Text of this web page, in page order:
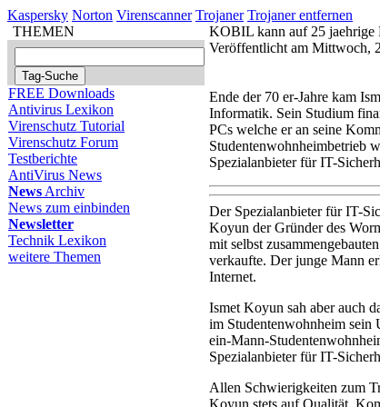
Kaspersky Norton Virenscanner Trojaner Trojaner entfernen
THEMEN
FREE Downloads
Antivirus Lexikon
Virenschutz Tutorial
Virenschutz Forum
Testberichte
AntiVirus News
News Archiv
News zum einbinden
Newsletter
Technik Lexikon
weitere Themen
KOBIL kann auf 25 jaehrige
Veröffentlicht am Mittwoch,
Ende der 70 er-Jahre kam
Informatik. Sein Studium
PCs welche er an seine
Studentenwohnheimbetrieb
Spezialanbieter für IT-
Der Spezialanbieter für IT-
Koyun der Gründer des
mit selbst
verkaufte. Der junge Mann
Internet.
Ismet Koyun sah aber auch
im Studentenwohnheim
ein-Mann-
Spezialanbieter für IT-
Allen Schwierigkeiten zum
Koyun stets auf Qualität,